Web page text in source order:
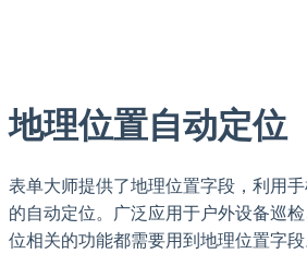
地理位置自动定位
表单大师提供了地理位置字段，利用
的自动定位。广泛应用于户外设备巡
位相关的功能都需要用到地理位置字段